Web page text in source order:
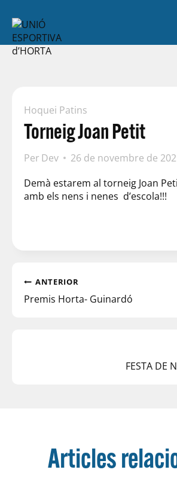
Hoquei Patins
Torneig Joan Petit
Per Dev
26 de novembre de
Demà estarem al torneig Joan
amb els nens i nenes d’escola!!!
ANTERIOR
Premis Horta- Guinardó
FESTA DE
Articles